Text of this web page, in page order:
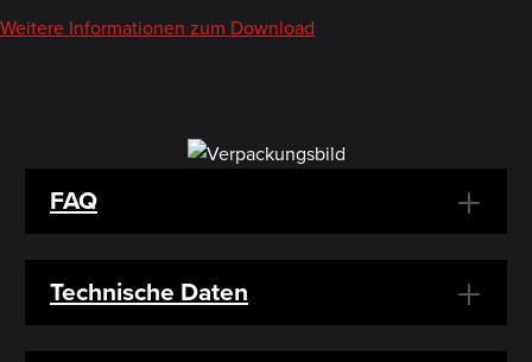
Weitere Informationen zum Download
FAQ
Technische Daten